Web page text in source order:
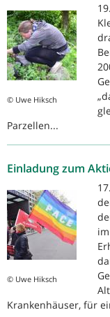
© Uwe Hiksch
Parzellen...
Einladung zum
© Uwe Hiksch
Krankenhäuser, für